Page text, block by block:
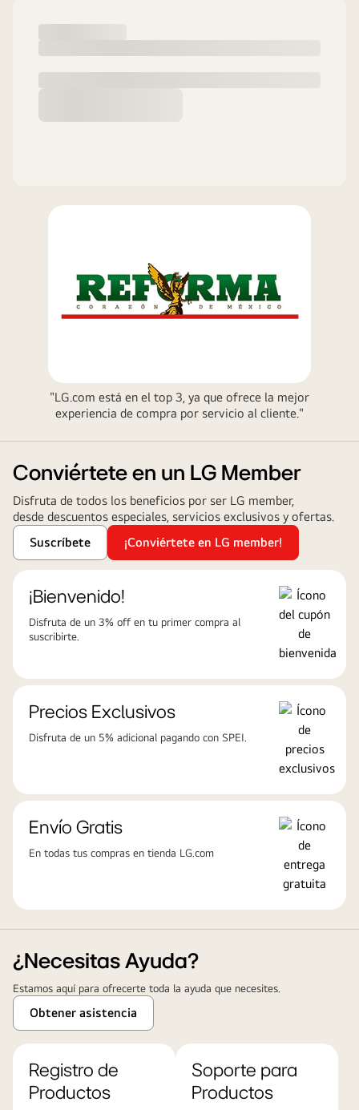
"LG.com está en el top 3, ya que ofrece la mejor
experiencia de compra por servicio al cliente."
Conviértete en un LG Member
Disfruta de todos los beneficios por ser LG member,
desde descuentos especiales, servicios exclusivos y ofertas.
Suscríbete
¡Conviértete en LG member!
¡Bienvenido!
Disfruta de un 3% off en tu primer compra al
suscribirte.
Precios Exclusivos
Disfruta de un 5% adicional pagando con SPEI.
Envío Gratis
En todas tus compras en tienda LG.com
¿Necesitas Ayuda?
Estamos aquí para ofrecerte toda la ayuda que necesites.
Obtener asistencia
Registro de
Productos
Soporte para
Productos